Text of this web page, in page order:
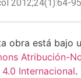
2012;24(1):64-95
obra está bajo
Atribución-
Internacional.